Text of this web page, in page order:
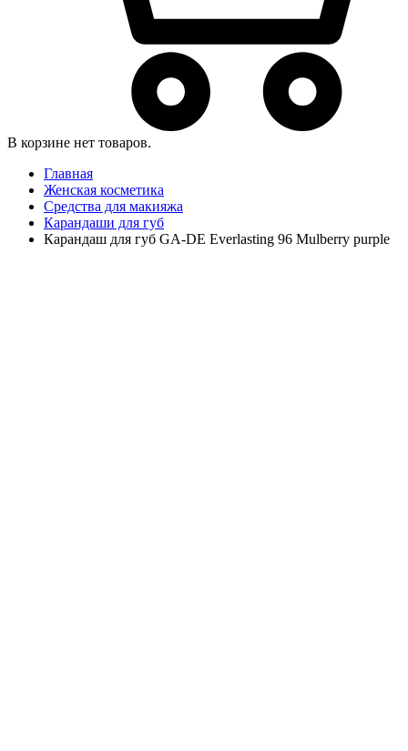
В корзине нет товаров.
Главная
Женская косметика
Средства для макияжа
Карандаши для губ
Карандаш для губ GA-DE Everlasting 96 Mulberry purple